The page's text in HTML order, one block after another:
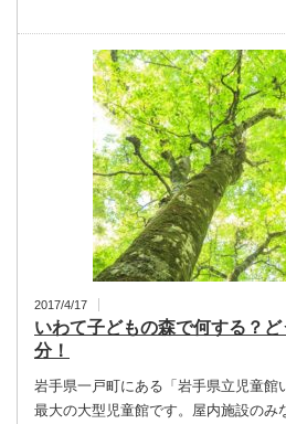
2017/4/17
いわて子どもの森で何する？
分！
岩手県一戸町にある「岩手県立児童館
最大の大型児童館です。屋内施設のみ